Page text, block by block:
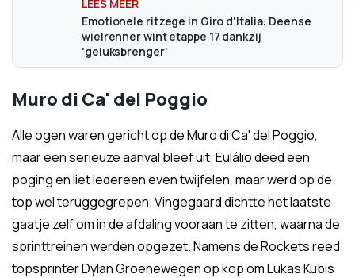
Emotionele ritzege in Giro d'Italia: Deense
wielrenner wint etappe 17 dankzij
'geluksbrenger'
Muro di Ca' del Poggio
Alle ogen waren gericht op de Muro di Ca' del Poggio,
maar een serieuze aanval bleef uit. Eulálio deed een
poging en liet iedereen even twijfelen, maar werd op de
top wel teruggegrepen. Vingegaard dichtte het laatste
gaatje zelf om in de afdaling vooraan te zitten, waarna de
sprinttreinen werden opgezet. Namens de Rockets reed
topsprinter Dylan Groenewegen op kop om Lukas Kubis